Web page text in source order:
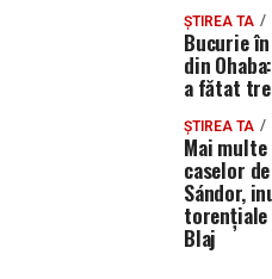
ȘTIREA TA
Bucurie
din
a fătat
ȘTIREA TA
Mai
caselor
Sándor,
torențiale
Blaj